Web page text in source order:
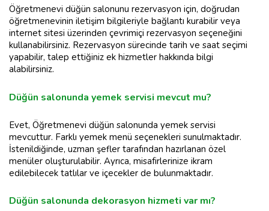
Öğretmenevi düğün salonunu rezervasyon için, doğrudan
öğretmenevinin iletişim bilgileriyle bağlantı kurabilir veya
internet sitesi üzerinden çevrimiçi rezervasyon seçeneğini
kullanabilirsiniz. Rezervasyon sürecinde tarih ve saat seçimi
yapabilir, talep ettiğiniz ek hizmetler hakkında bilgi
alabilirsiniz.
Düğün salonunda yemek servisi mevcut mu?
Evet, Öğretmenevi düğün salonunda yemek servisi
mevcuttur. Farklı yemek menü seçenekleri sunulmaktadır.
İstenildiğinde, uzman şefler tarafından hazırlanan özel
menüler oluşturulabilir. Ayrıca, misafirlerinize ikram
edilebilecek tatlılar ve içecekler de bulunmaktadır.
Düğün salonunda dekorasyon hizmeti var mı?